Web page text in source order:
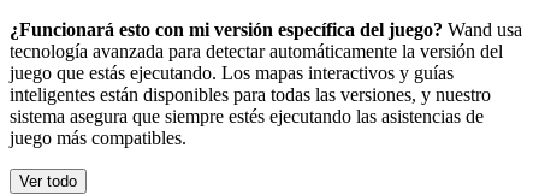
¿Funcionará esto con mi versión específica del juego? Wand usa
tecnología avanzada para detectar automáticamente la versión del
juego que estás ejecutando. Los mapas interactivos y guías
inteligentes están disponibles para todas las versiones, y nuestro
sistema asegura que siempre estés ejecutando las asistencias de
juego más compatibles.
Ver todo